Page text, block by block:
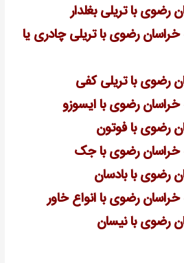
رضوی با تریلی بغلدار
خراسان رضوی با تریلی چادری یا
رضوی با تریلی کفی
خراسان رضوی با ایسوزو
رضوی با فوتون
خراسان رضوی با جک
رضوی با بادسان
خراسان رضوی با انواع خاور
رضوی با نیسان